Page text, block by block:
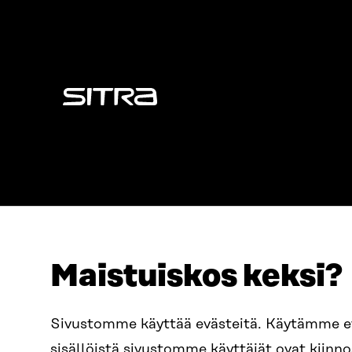
Maistuiskos keksi?
Sivustomme käyttää evästeitä. Käytämme
Sitra
160,